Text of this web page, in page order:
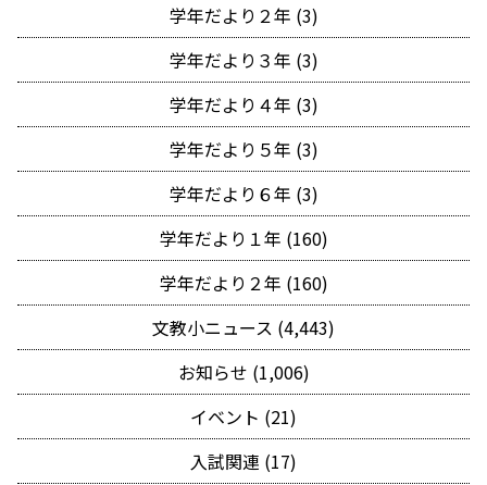
学年だより２年 (3)
学年だより３年 (3)
学年だより４年 (3)
学年だより５年 (3)
学年だより６年 (3)
学年だより１年 (160)
学年だより２年 (160)
文教小ニュース (4,443)
お知らせ (1,006)
イベント (21)
入試関連 (17)